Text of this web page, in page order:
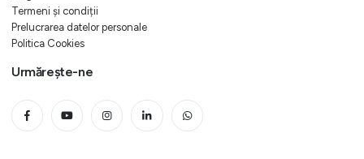
Termeni și condiții
Prelucrarea datelor personale
Politica Cookies
Urmărește-ne